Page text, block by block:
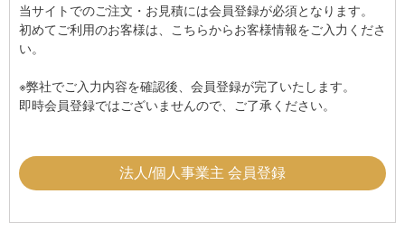
当サイトでのご注文・お見積には会員登録が必須となります。
初めてご利用のお客様は、こちらからお客様情報をご入力くださ
い。
※弊社でご入力内容を確認後、会員登録が完了いたします。
即時会員登録ではございませんので、ご了承ください。